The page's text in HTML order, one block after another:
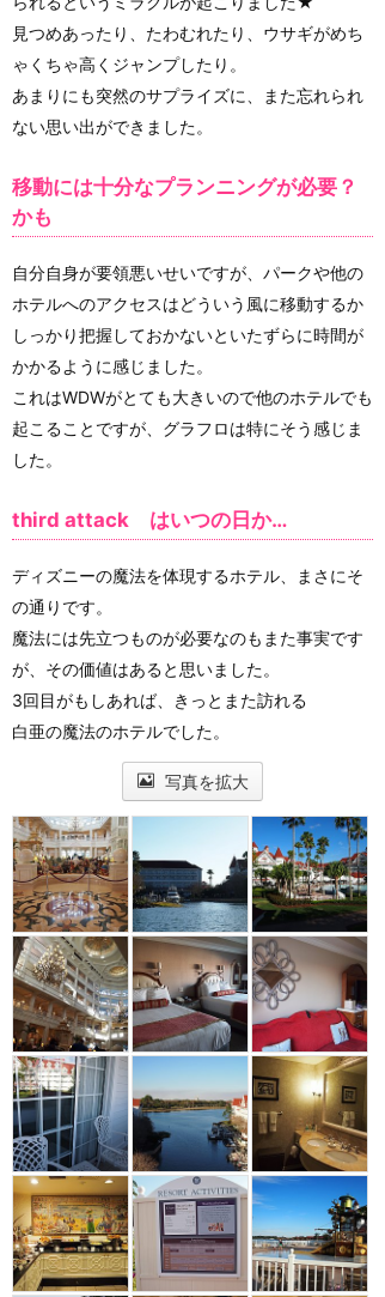
見つめあったり、たわむれたり、ウサギがめち
ゃくちゃ高くジャンプしたり。
あまりにも突然のサプライズに、また忘れられ
ない思い出ができました。
移動には十分なプランニングが必要？
かも
自分自身が要領悪いせいですが、パークや他の
ホテルへのアクセスはどういう風に移動するか
しっかり把握しておかないといたずらに時間が
かかるように感じました。
これはWDWがとても大きいので他のホテルでも
起こることですが、グラフロは特にそう感じま
した。
third attack はいつの日か…
ディズニーの魔法を体現するホテル、まさにそ
の通りです。
魔法には先立つものが必要なのもまた事実です
が、その価値はあると思いました。
3回目がもしあれば、きっとまた訪れる
白亜の魔法のホテルでした。
写真を拡大